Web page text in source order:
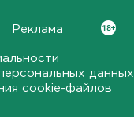
Реклама
данных
cookie-файлов